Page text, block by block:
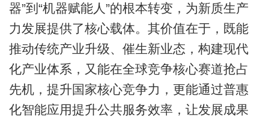
器”到“机器赋能人”的根本转变，为新质生产
力发展提供了核心载体。其价值在于，既能
推动传统产业升级、催生新业态，构建现代
化产业体系，又能在全球竞争核心赛道抢占
先机，提升国家核心竞争力，更能通过普惠
化智能应用提升公共服务效率，让发展成果